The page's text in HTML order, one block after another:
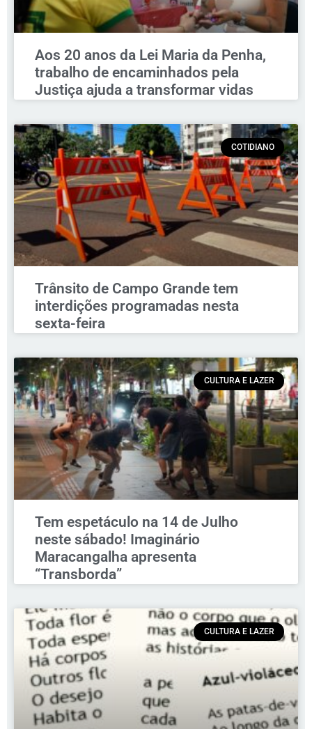
Aos 20 anos da Lei Maria da Penha,
trabalho de encaminhados pela
Justiça ajuda a transformar vidas
COTIDIANO
Trânsito de Campo Grande tem
interdições programadas nesta
sexta-feira
CULTURA E LAZER
Tem espetáculo na 14 de Julho
neste sábado! Imaginário
Maracangalha apresenta
“Transborda”
CULTURA E LAZER